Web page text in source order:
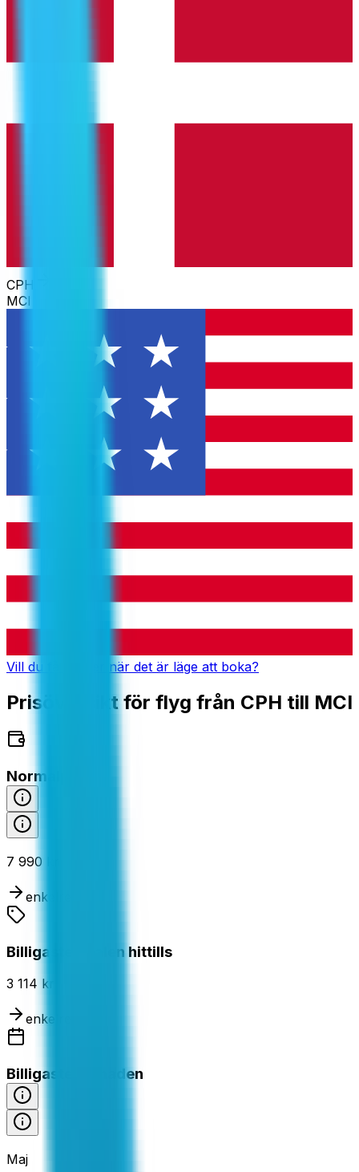
CPH
MCI
Vill du få notiser när det är läge att boka?
Prisöversikt för flyg från CPH till MCI
Normalpris
7 990 kr
enkelresa
Billigaste dealen hittills
3 114 kr
enkelresa
Billigaste månaden
Maj